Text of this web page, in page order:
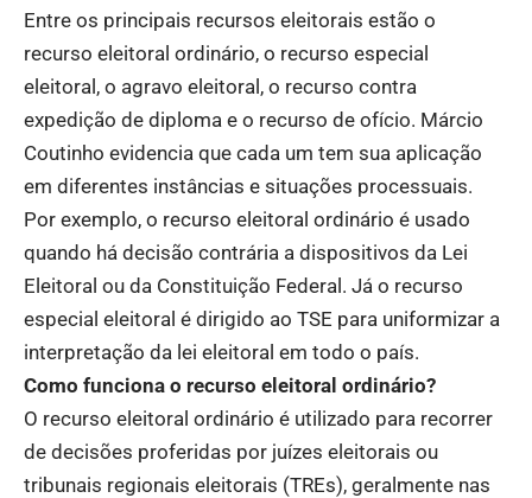
Entre os principais recursos eleitorais estão o
recurso eleitoral ordinário, o recurso especial
eleitoral, o agravo eleitoral, o recurso contra
expedição de diploma e o recurso de ofício. Márcio
Coutinho evidencia que cada um tem sua aplicação
em diferentes instâncias e situações processuais.
Por exemplo, o recurso eleitoral ordinário é usado
quando há decisão contrária a dispositivos da Lei
Eleitoral ou da Constituição Federal. Já o recurso
especial eleitoral é dirigido ao TSE para uniformizar a
interpretação da lei eleitoral em todo o país.
Como funciona o recurso eleitoral ordinário?
O recurso eleitoral ordinário é utilizado para recorrer
de decisões proferidas por juízes eleitorais ou
tribunais regionais eleitorais (TREs), geralmente nas